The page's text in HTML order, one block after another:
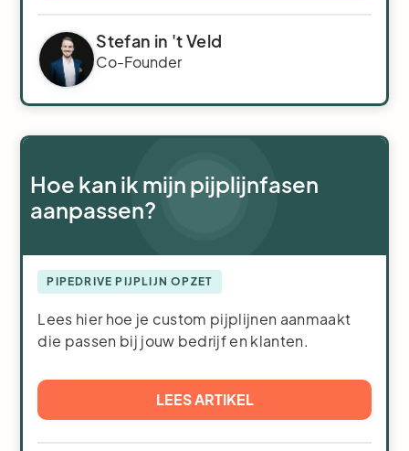
Stefan in 't Veld
Co-Founder
Hoe kan ik mijn pijplijnfasen
aanpassen?
PIPEDRIVE PIJPLIJN OPZET
Lees hier hoe je custom pijplijnen aanmaakt
die passen bij jouw bedrijf en klanten.
LEES ARTIKEL